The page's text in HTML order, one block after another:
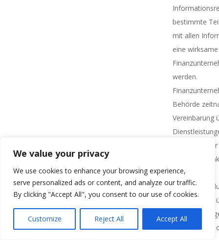
We value your privacy
We use cookies to enhance your browsing experience,
serve personalized ads or content, and analyze our traffic.
By clicking "Accept All", you consent to our use of cookies.
Customize Reject All Accept All
bestimmte
mit allen
eine
werden.
Behörde
Vereinbarung
oder
dass eine
geworden ist.
(4) Vor
Vereinbarung
a) beurteilen,